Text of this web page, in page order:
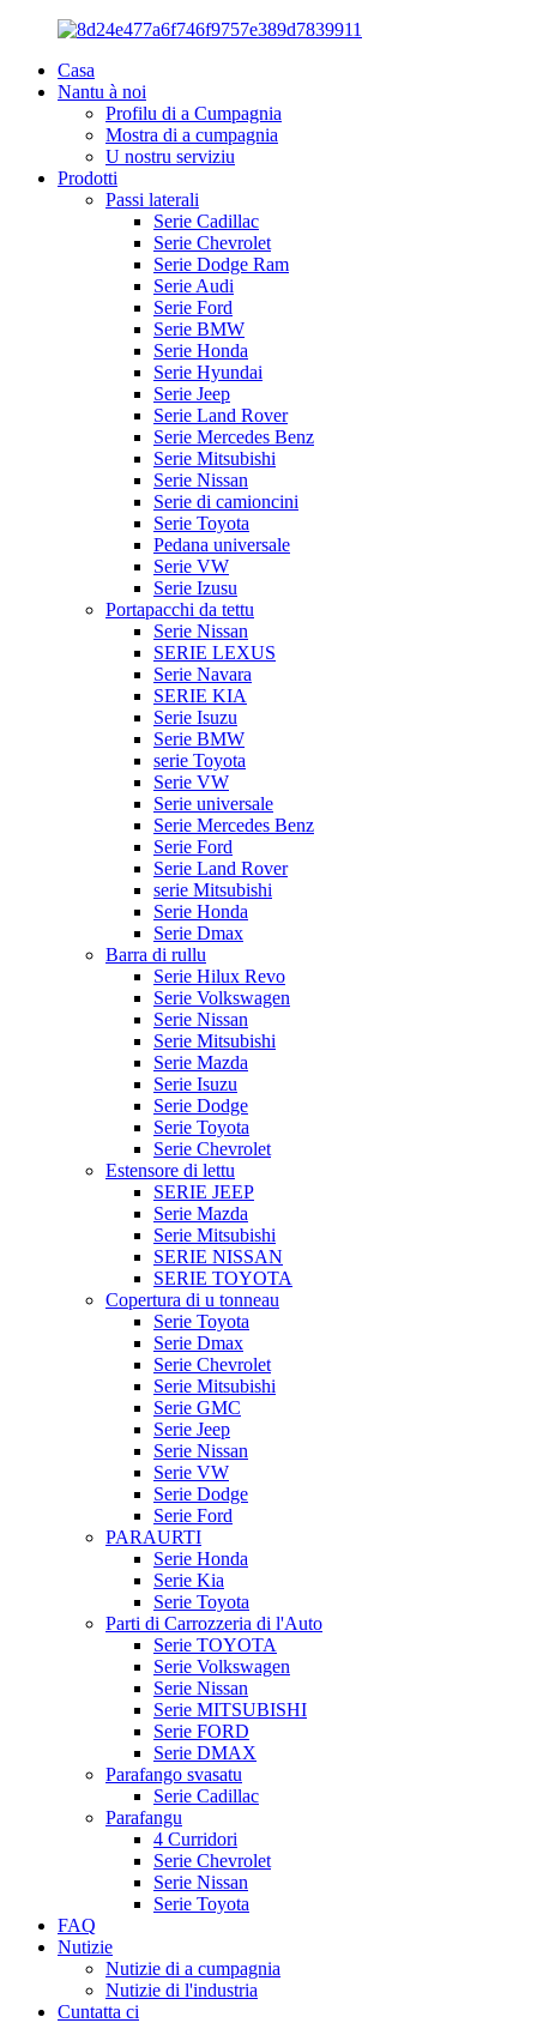
Casa
Nantu à noi
Profilu di a Cumpagnia
Mostra di a cumpagnia
U nostru serviziu
Prodotti
Passi laterali
Serie Cadillac
Serie Chevrolet
Serie Dodge Ram
Serie Audi
Serie Ford
Serie BMW
Serie Honda
Serie Hyundai
Serie Jeep
Serie Land Rover
Serie Mercedes Benz
Serie Mitsubishi
Serie Nissan
Serie di camioncini
Serie Toyota
Pedana universale
Serie VW
Serie Izusu
Portapacchi da tettu
Serie Nissan
SERIE LEXUS
Serie Navara
SERIE KIA
Serie Isuzu
Serie BMW
serie Toyota
Serie VW
Serie universale
Serie Mercedes Benz
Serie Ford
Serie Land Rover
serie Mitsubishi
Serie Honda
Serie Dmax
Barra di rullu
Serie Hilux Revo
Serie Volkswagen
Serie Nissan
Serie Mitsubishi
Serie Mazda
Serie Isuzu
Serie Dodge
Serie Toyota
Serie Chevrolet
Estensore di lettu
SERIE JEEP
Serie Mazda
Serie Mitsubishi
SERIE NISSAN
SERIE TOYOTA
Copertura di u tonneau
Serie Toyota
Serie Dmax
Serie Chevrolet
Serie Mitsubishi
Serie GMC
Serie Jeep
Serie Nissan
Serie VW
Serie Dodge
Serie Ford
PARAURTI
Serie Honda
Serie Kia
Serie Toyota
Parti di Carrozzeria di l'Auto
Serie TOYOTA
Serie Volkswagen
Serie Nissan
Serie MITSUBISHI
Serie FORD
Serie DMAX
Parafango svasatu
Serie Cadillac
Parafangu
4 Curridori
Serie Chevrolet
Serie Nissan
Serie Toyota
FAQ
Nutizie
Nutizie di a cumpagnia
Nutizie di l'industria
Cuntatta ci